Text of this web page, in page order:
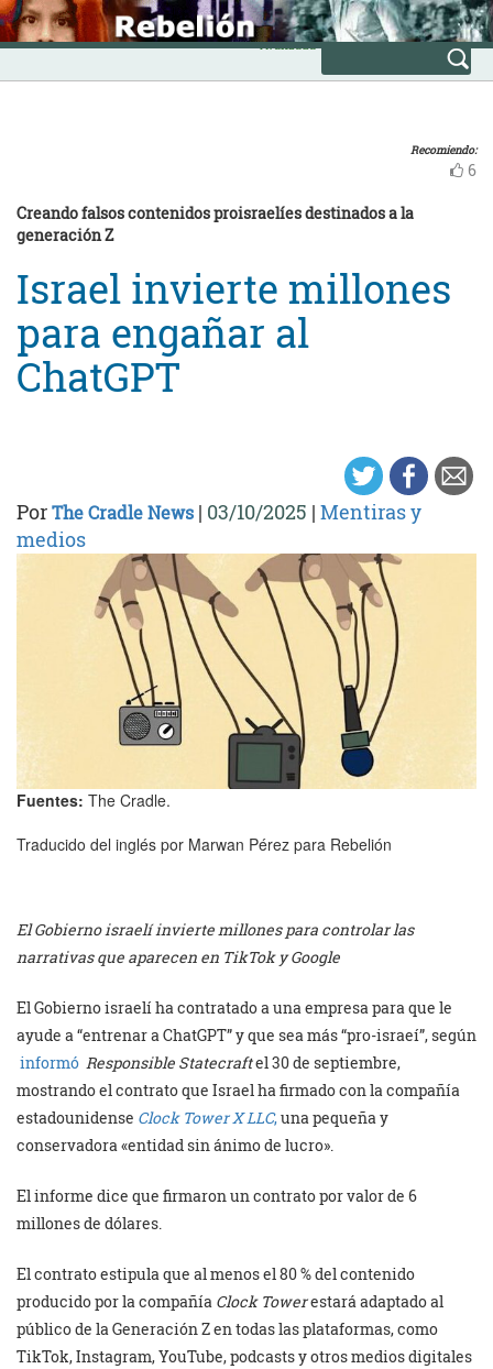
Skip
to
content
INICIO
Avanzada
Recomiendo:
6
Creando falsos contenidos proisraelíes destinados a la
generación Z
Israel invierte millones
para engañar al
ChatGPT
PorThe Cradle News | 03/10/2025 | Mentiras y
medios
Fuentes: The Cradle.
Traducido del inglés por Marwan Pérez para Rebelión
El Gobierno israelí invierte millones para controlar las
narrativas que aparecen en TikTok y Google
El Gobierno israelí ha contratado a una empresa para que le
ayude a “entrenar a ChatGPT” y que sea más “pro-israeí”, según
informó Responsible Statecraftel 30 de septiembre,
mostrando el contrato que Israel ha firmado con la compañía
estadounidense Clock Tower X LLC,una pequeña y
conservadora «entidad sin ánimo de lucro».
El informe dice que firmaron un contrato por valor de 6
millones de dólares.
El contrato estipula que al menos el 80 % del contenido
producido por la compañía Clock Towerestará adaptado al
público de la Generación Z en todas las plataformas, como
TikTok, Instagram, YouTube, podcasts y otros medios digitales